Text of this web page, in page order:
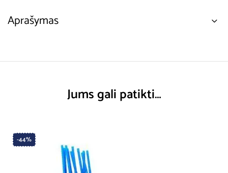
Aprašymas
Jums gali patikti…
-44%